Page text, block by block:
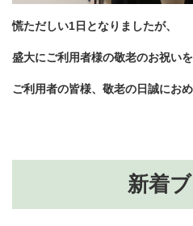
慌ただしい1日となりましたが、
盛大にご利用者様の敬老のお祝い
ご利用者の皆様、敬老の日誠にお
新着